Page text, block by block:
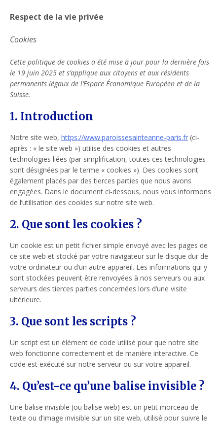
Respect de la vie privée
Cookies
Cette politique de cookies a été mise à jour pour la dernière fois
le 19 juin 2025 et s’applique aux citoyens et aux résidents
permanents légaux de l’Espace Économique Européen et de la
Suisse.
1. Introduction
Notre site web, https://www.paroissesainteanne-paris.fr (ci-
après : « le site web ») utilise des cookies et autres
technologies liées (par simplification, toutes ces technologies
sont désignées par le terme « cookies »). Des cookies sont
également placés par des tierces parties que nous avons
engagées. Dans le document ci-dessous, nous vous informons
de l’utilisation des cookies sur notre site web.
2. Que sont les cookies ?
Un cookie est un petit fichier simple envoyé avec les pages de
ce site web et stocké par votre navigateur sur le disque dur de
votre ordinateur ou d’un autre appareil. Les informations qui y
sont stockées peuvent être renvoyées à nos serveurs ou aux
serveurs des tierces parties concernées lors d’une visite
ultérieure.
3. Que sont les scripts ?
Un script est un élément de code utilisé pour que notre site
web fonctionne correctement et de manière interactive. Ce
code est exécuté sur notre serveur ou sur votre appareil.
4. Qu’est-ce qu’une balise invisible ?
Une balise invisible (ou balise web) est un petit morceau de
texte ou d’image invisible sur un site web, utilisé pour suivre le